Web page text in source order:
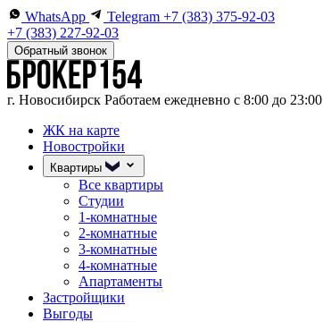
WhatsApp Telegram +7 (383) 375-92-03
+7 (383) 227-92-03
Обратный звонок
г. Новосибирск Работаем ежедневно с 8:00 до 23:00
ЖК на карте
Новостройки
Квартиры
Все квартиры
Студии
1-комнатные
2-комнатные
3-комнатные
4-комнатные
Апартаменты
Застройщики
Выгоды